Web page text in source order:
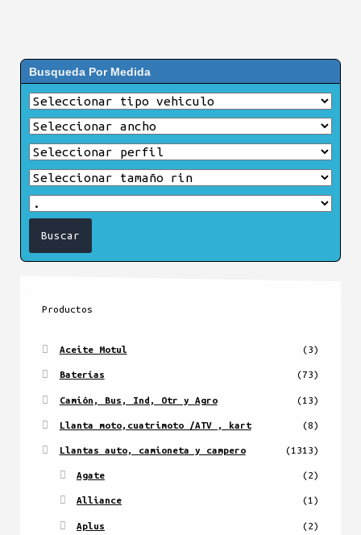
Busqueda Por Medida
Productos
Aceite Motul (3)
Baterías (73)
Camión, Bus, Ind, Otr y Agro (13)
Llanta moto,cuatrimoto /ATV , kart (8)
Llantas auto, camioneta y campero (1313)
Agate (2)
Alliance (1)
Aplus (2)